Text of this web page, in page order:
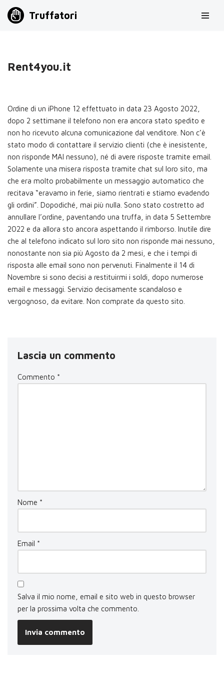
Truffatori
Rent4you.it
Ordine di un iPhone 12 effettuato in data 23 Agosto 2022,
dopo 2 settimane il telefono non era ancora stato spedito e
non ho ricevuto alcuna comunicazione dal venditore. Non c’è
stato modo di contattare il servizio clienti (che è inesistente,
non risponde MAI nessuno), né di avere risposte tramite email.
Solamente una misera risposta tramite chat sul loro sito, ma
che era molto probabilmente un messaggio automatico che
recitava “eravamo in ferie, siamo rientrati e stiamo evadendo
gli ordini”. Dopodiché, mai più nulla. Sono stato costretto ad
annullare l’ordine, paventando una truffa, in data 5 Settembre
2022 e da allora sto ancora aspettando il rimborso. Inutile dire
che al telefono indicato sul loro sito non risponde mai nessuno,
nonostante non sia più Agosto da 2 mesi, e che i tempi di
risposta alle email sono non pervenuti. Finalmente il 14 di
Novembre si sono decisi a restituirmi i soldi, dopo numerose
email e messaggi. Servizio decisamente scandaloso e
vergognoso, da evitare. Non comprate da questo sito.
Lascia un commento
Commento *
Nome *
Email *
Salva il mio nome, email e sito web in questo browser
per la prossima volta che commento.